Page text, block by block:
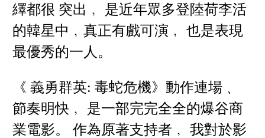
繹都很 突出﹐ 是近年眾多登陸荷李活
的韓星中﹐真正有戲可演﹐ 也是表現
最優秀的一人。
《 義勇群英: 毒蛇危機》動作連場﹑
節奏明快﹐ 是一部完完全全的爆谷商
業電影。 作為原著支持者﹐ 我對於影